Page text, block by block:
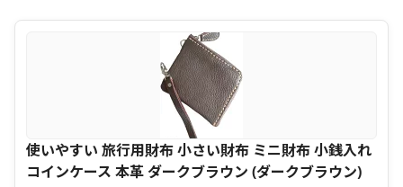
使いやすい 旅行用財布 小さい財布 ミニ財布 小銭入れ
コインケース 本革 ダークブラウン (ダークブラウン)